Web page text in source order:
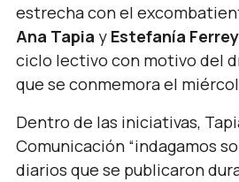
estrecha con el
Ana Tapia y Estefanía
ciclo lectivo con motivo del
que se conmemora el
Dentro de las iniciativas,
Comunicación “indagamos
diarios que se publicaron